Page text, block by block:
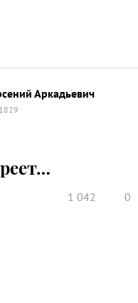
Аркадьевич
1 042 0